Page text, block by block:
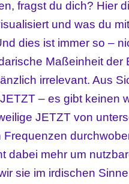
fragst du dich? Hier
und was du
dies ist immer so –
Maßeinheit der
irrelevant. Aus
– es gibt keinen
JETZT von
dabei mehr um
sie im irdischen